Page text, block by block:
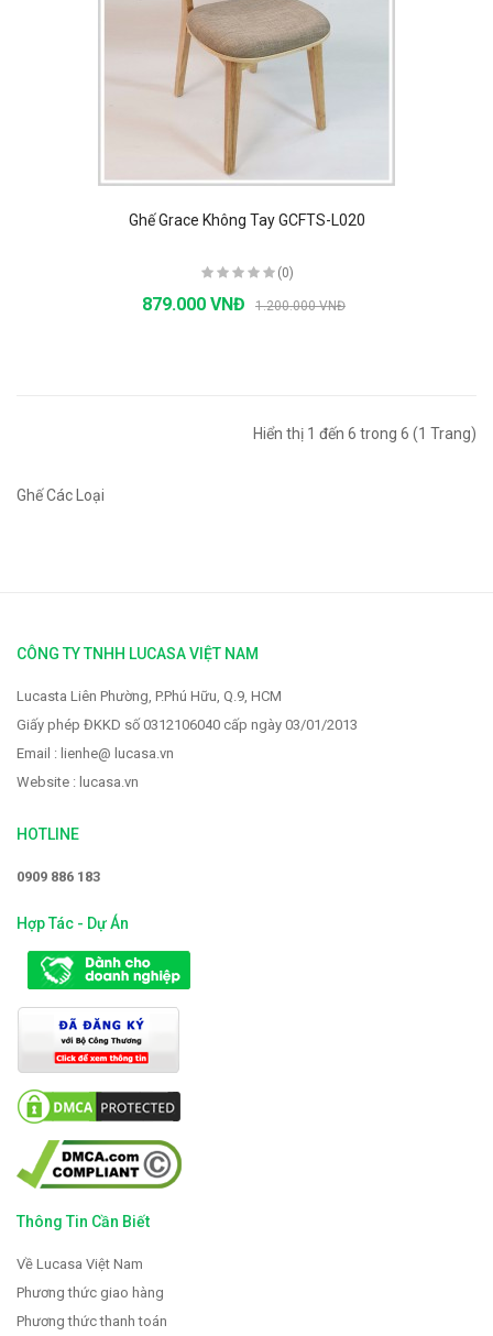
Ghế Grace Không Tay GCFTS-L020
(0)
879.000 VNĐ 1.200.000 VNĐ
Hiển thị 1 đến 6 trong 6 (1 Trang)
Ghế Các Loại
CÔNG TY TNHH LUCASA VIỆT NAM
Lucasta Liên Phường, P.Phú Hữu, Q.9, HCM
Giấy phép ĐKKD số 0312106040 cấp ngày 03/01/2013
Email : lienhe@ lucasa.vn
Website : lucasa.vn
HOTLINE
0909 886 183
Hợp Tác - Dự Án
Thông Tin Cần Biết
Về Lucasa Việt Nam
Phương thức giao hàng
Phương thức thanh toán